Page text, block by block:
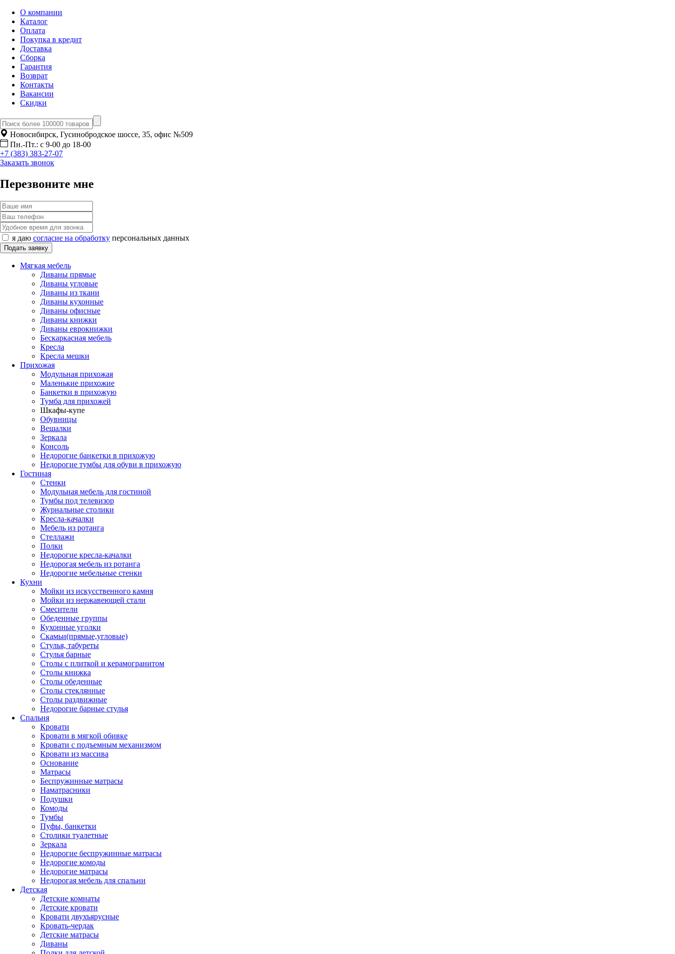
О компании
Каталог
Оплата
Покупка в кредит
Доставка
Сборка
Гарантия
Возврат
Контакты
Вакансии
Скидки
Новосибирск, Гусинобродское шоссе, 35, офис №509
Пн.-Пт.: с 9-00 до 18-00
+7 (383) 383-27-07
Заказать звонок
Перезвоните мне
я даю согласие на обработку персональных данных
Мягкая мебель
Диваны прямые
Диваны угловые
Диваны из ткани
Диваны кухонные
Диваны офисные
Диваны книжки
Диваны еврокнижки
Бескаркасная мебель
Кресла
Кресла мешки
Прихожая
Модульная прихожая
Маленькие прихожие
Банкетки в прихожую
Тумба для прихожей
Шкафы-купе
Обувницы
Вешалки
Зеркала
Консоль
Недорогие банкетки в прихожую
Недорогие тумбы для обуви в прихожую
Гостиная
Стенки
Модульная мебель для гостиной
Тумбы под телевизор
Журнальные столики
Кресла-качалки
Мебель из ротанга
Стеллажи
Полки
Недорогие кресла-качалки
Недорогая мебель из ротанга
Недорогие мебельные стенки
Кухни
Мойки из искусственного камня
Мойки из нержавеющей стали
Смесители
Обеденные группы
Кухонные уголки
Скамьи(прямые,угловые)
Стулья, табуреты
Стулья барные
Столы с плиткой и керамогранитом
Столы книжка
Столы обеденные
Столы стеклянные
Столы раздвижные
Недорогие барные стулья
Спальня
Кровати
Кровати в мягкой обивке
Кровати с подъемным механизмом
Кровати из массива
Основание
Матрасы
Беспружинные матрасы
Наматрасники
Подушки
Комоды
Тумбы
Пуфы, банкетки
Столики туалетные
Зеркала
Недорогие беспружинные матрасы
Недорогие комоды
Недорогие матрасы
Недорогая мебель для спальни
Детская
Детские комнаты
Детские кровати
Кровати двухъярусные
Кровать-чердак
Детские матрасы
Диваны